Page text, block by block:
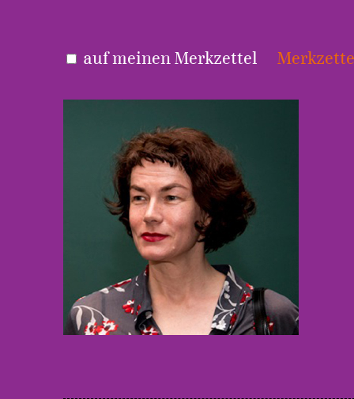
auf meinen Merkzettel